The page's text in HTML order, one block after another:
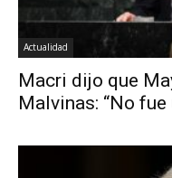
Actualidad
Macri dijo que
Malvinas: “No